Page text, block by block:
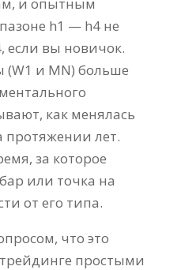
h1 — h4 не
если вы новичок.
и MN) больше
как менялась
протяжении лет.
за которое
или точка на
от его типа.
что это
простыми